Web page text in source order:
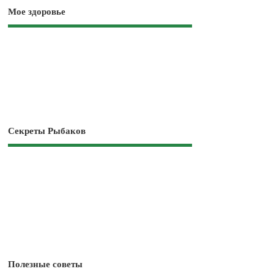
Мое здоровье
Секреты Рыбаков
Полезные советы